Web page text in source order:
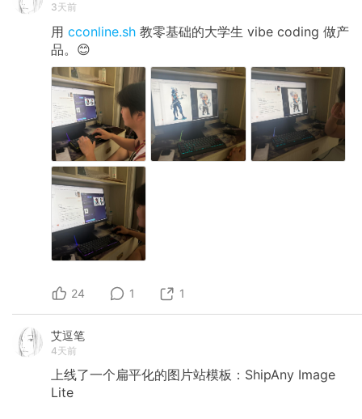
3天前
用 cconline.sh 教零基础的大学生 vibe coding 做产
品。😊
24 1 1
艾逗笔
4天前
上线了一个扁平化的图片站模板：ShipAny Image
Lite